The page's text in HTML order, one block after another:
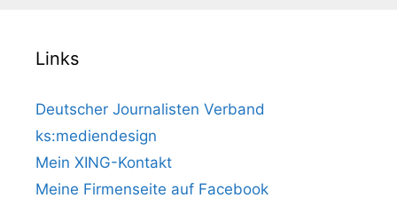
Links
Deutscher Journalisten Verband
ks:mediendesign
Mein XING-Kontakt
Meine Firmenseite auf Facebook